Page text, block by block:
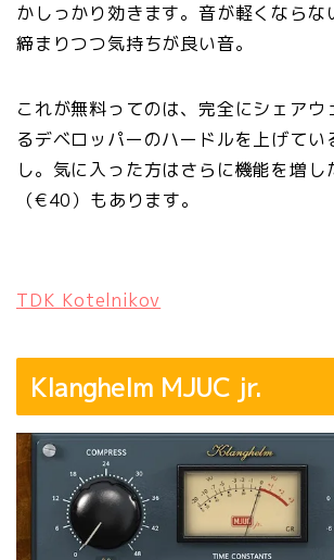
かしっかり効きます。音が軽くならな
締まりつつ気持ちが良い音。
これが無料ってのは、完全にシェアウ
るデベロッパーのハードルを上げてい
し。気に入った方はさらに機能を増し
（€40）もあります。
TDK Kotelnikov
Klanghelm MJUC jr.